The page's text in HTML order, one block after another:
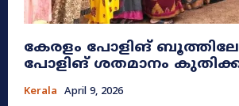
കേരളം പോളിങ്
പോളിങ് ശതമാനം
Kerala April 9, 2026